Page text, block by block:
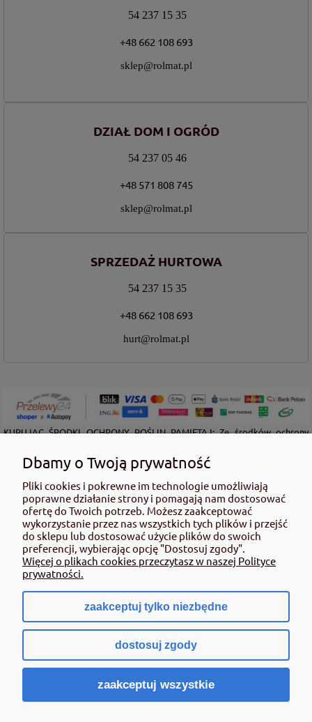
54 237 15 35
+48 662 108 693
sklep@rolmat.pl
DZIAŁ DOM I OGRÓD
54 237 05 46
+48 571 808 745
sklep@rolmat.pl
SPRZEDAŻ HURTOWA
54 237 15 35
+48 662 108 693
hurt@rolmat.pl
KUPUJĄC ŚRODKI OCHRONY ROŚLIN PAMIĘTAJ: Ze środków ochrony
użyciem przeczytaj informacje zamieszczone w etykiecie i informacje
dotyczące produktu. Zwróć uwagę na zwroty wskazujące rodzaj zagrożenia
oraz przestrzegaj środków bezpieczeństwa zamieszczonych w etykiecie.
Środki ochrony roślin do użytku profesjonalnego mogą być nabyte tylko i
wyłącznie przez osoby pełnoletnie oraz posiadające kwalifikacje
wymagane od osób nabywających środki ochrony roślin określone w
ustawie (art. 28 Ustawy z dn. 8 marca 2013 r. o Środkach Ochrony Roślin Dz.
Ustw 2020 poz.2097 z pózn. zm.) Niespełnienie powyższych warunków jest
złamaniem regulaminu sklepu.
Sklep internetowy Shoper.pl
Dbamy o Twoją prywatność
Pliki cookies i pokrewne im technologie umożliwiają
poprawne działanie strony i pomagają nam dostosować
ofertę do Twoich potrzeb. Możesz zaakceptować
wykorzystanie przez nas wszystkich tych plików i przejść
do sklepu lub dostosować użycie plików do swoich
preferencji, wybierając opcję "Dostosuj zgody".
Więcej o plikach cookies przeczytasz w naszej Polityce
prywatności.
zaakceptuj tylko niezbędne
dostosuj zgody
zaakceptuj wszystkie